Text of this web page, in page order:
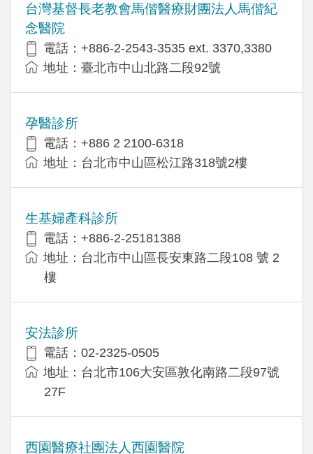
台灣基督長老教會馬偕醫療財團法人馬偕紀
念醫院
電話：+886-2-2543-3535 ext. 3370,3380
地址：臺北市中山北路二段92號
孕醫診所
電話：+886 2 2100-6318
地址：台北市中山區松江路318號2樓
生基婦產科診所
電話：+886-2-25181388
地址：台北市中山區長安東路二段108 號 2
樓
安法診所
電話：02-2325-0505
地址：台北市106大安區敦化南路二段97號
27F
西園醫療社團法人西園醫院